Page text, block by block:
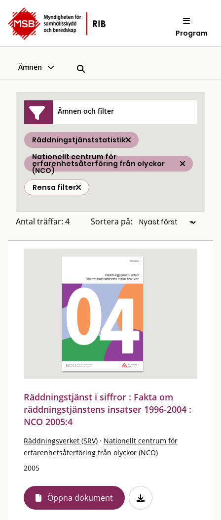
Program
Ämnen
Ämnen och filter
Räddningstjänststatistik
Nationellt centrum för
erfarenhetsåterföring från olyckor
(NCO)
Rensa filter
Antal träffar: 4 Sortera på:
Räddningstjänst i siffror : Fakta om
räddningstjänstens insatser 1996-2004 :
NCO 2005:4
Räddningsverket (SRV) · Nationellt centrum för
erfarenhetsåterföring från olyckor (NCO)
2005
Öppna dokument